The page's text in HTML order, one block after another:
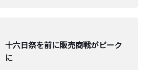
十六日祭を前に販売商戦がピーク
に